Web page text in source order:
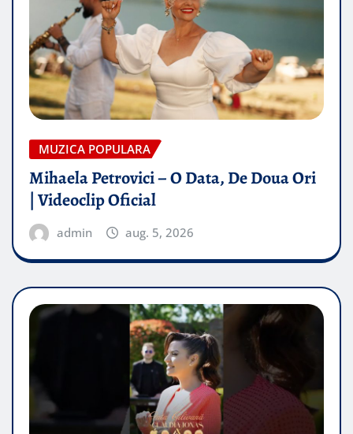
MUZICA POPULARA
Mihaela Petrovici – O Data, De Doua Ori
| Videoclip Oficial
admin aug. 5, 2026